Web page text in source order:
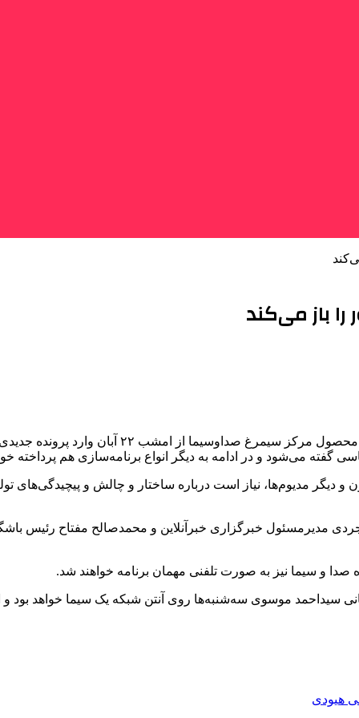
باز می‌کند
به گزارش خبرگزاری مهر به نقل از روابط
می‌شود و در ادامه به دیگر انواع برنامه‌سازی هم پرداخته
دیگر مدیوم‌ها، نیاز است درباره ساختار و چالش و پیچیدگی‌های
خبرگزاری خبرآنلاین و محمدصالح مفتاح رئیس
و سیما نیز به صورت تلفنی مهمان برنامه خواهند شد.
موسوی سه‌شنبه‌ها روی آنتن شبکه یک سیما خواهد بود و امشب ساعت
هیودی